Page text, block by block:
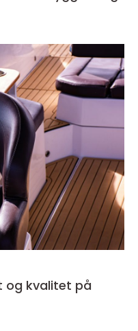
og kvalitet på